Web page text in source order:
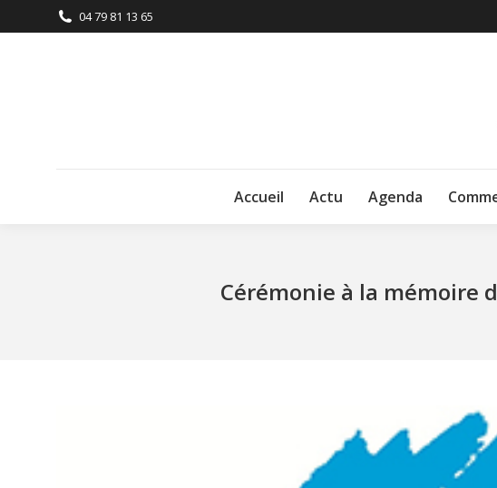
04 79 81 13 65
Accueil Actu Agenda
Cérémonie à la mémoire